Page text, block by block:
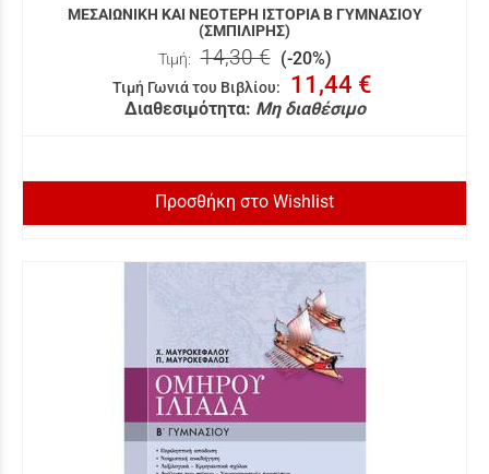
ΜΕΣΑΙΩΝΙΚΗ ΚΑΙ ΝΕΟΤΕΡΗ ΙΣΤΟΡΙΑ Β ΓΥΜΝΑΣΙΟΥ
(ΣΜΠΙΛΙΡΗΣ)
Τιμή: 14,30 € (-20%)
Τιμή Γωνιά του Βιβλίου: 11,44 €
Διαθεσιμότητα: Μη διαθέσιμο
Προσθήκη στο Wishlist